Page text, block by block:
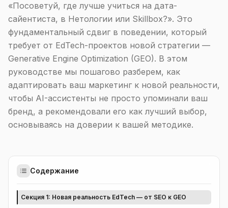
«Посоветуй, где лучше учиться на дата-
сайентиста, в Нетологии или Skillbox?». Это
фундаментальный сдвиг в поведении, который
требует от EdTech-проектов новой стратегии —
Generative Engine Optimization (GEO). В этом
руководстве мы пошагово разберем, как
адаптировать ваш маркетинг к новой реальности,
чтобы AI-ассистенты не просто упоминали ваш
бренд, а рекомендовали его как лучший выбор,
основываясь на доверии к вашей методике.
Содержание
Секция 1: Новая реальность EdTech — от SEO к GEO